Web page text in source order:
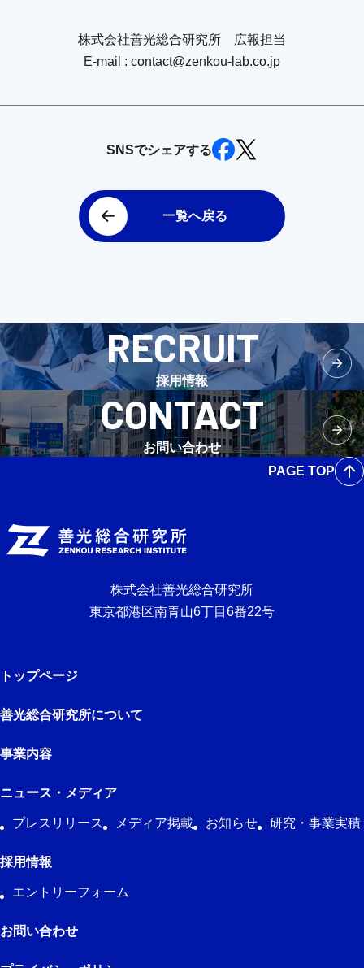
株式会社善光総合研究所 広報担当
E-mail : contact@zenkou-lab.co.jp
SNSでシェアする
一覧へ戻る
RECRUIT
採用情報
CONTACT
お問い合わせ
PAGE TOP
株式会社善光総合研究所
東京都港区南青山6丁目6番22号
トップページ
善光総合研究所について
事業内容
ニュース・メディア
プレスリリース メディア掲載 お知らせ 研究・事業実積
採用情報
エントリーフォーム
お問い合わせ